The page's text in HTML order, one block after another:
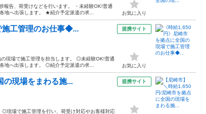
報告、荷受けなどを行います。 ・未経験OK!普通
地へ出張します。 ★紹介予定派遣の求...
お気に入り
施工管理のお仕事◆...
現場で施工管理を担当します。 ◎未経験OK!普通
地へ出張します。 ◎紹介予定派遣の求...
提携サイト
お気に入り
の現場をまわる施...
現場で施工管理を行い、荷受け対応やお客様対応
提携サイト